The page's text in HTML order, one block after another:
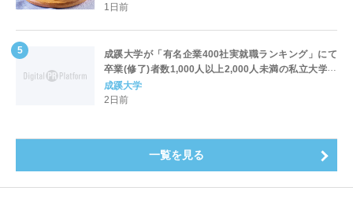
1日前
成蹊大学が「有名企業400社実就職ランキング」にて
卒業(修了)者数1,000人以上2,000人未満の私立大学で
全国第1位を獲得！～実就職率は26.5%（前年比＋
4.3pt）に伸長、東京の私立大学でも10位にランクイン
成蹊大学
2日前
一覧を見る